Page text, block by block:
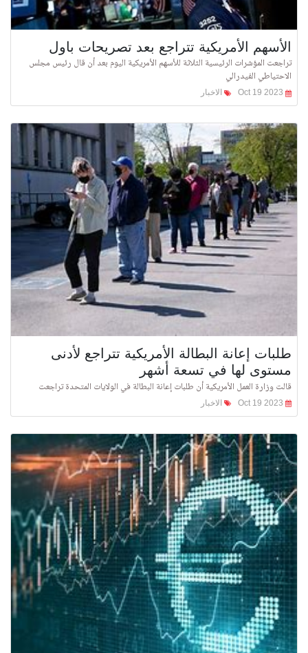
الأسهم الأمريكية تتراجع بعد تصريحات باول
تراجعت المؤشرات الرئيسية الثلاثة للأسهم الأمريكية اليوم بعد أن قال رئيس مجلس
الاحتياطي الفيدرالي
الاخبار
طلبات إعانة البطالة الأمريكية تتراجع لأدنى
مستوى لها في تسعة أشهر
قالت وزارة العمل الأمريكية أن طلبات إعانة البطالة في الولايات المتحدة تراجعت
الاخبار